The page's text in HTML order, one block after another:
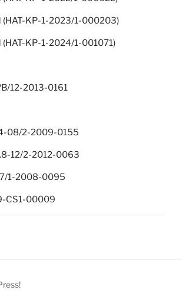
(HAT-KP-1-2023/1-000203)
KP-1-2024/1-001071)
12-2013-0161
08/2-2009-0155
12/2-2012-0063
1-2008-0095
CS1-00009